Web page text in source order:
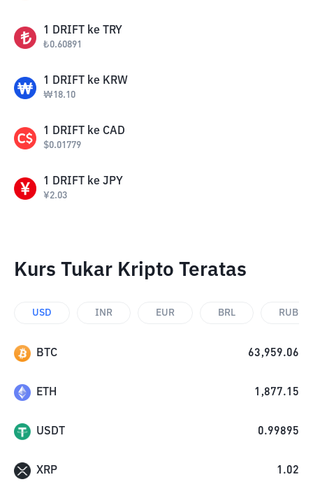
1 DRIFT ke TRY
₺0.60891
1 DRIFT ke KRW
₩18.10
1 DRIFT ke CAD
$0.01779
1 DRIFT ke JPY
¥2.03
Kurs Tukar Kripto Teratas
USD INR EUR BRL RUB
BTC 63,959.06
ETH 1,877.15
USDT 0.99895
XRP 1.02